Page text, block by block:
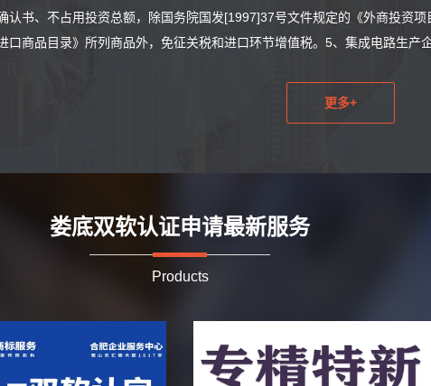
认书、不占用投资总额，除国务院国发[1997]37号文件规定的《外商投资
口商品目录》所列商品外，免征关税和进口环节增值税。5、集成电路生产
更多+
娄底双软认证申请最新服务
Products